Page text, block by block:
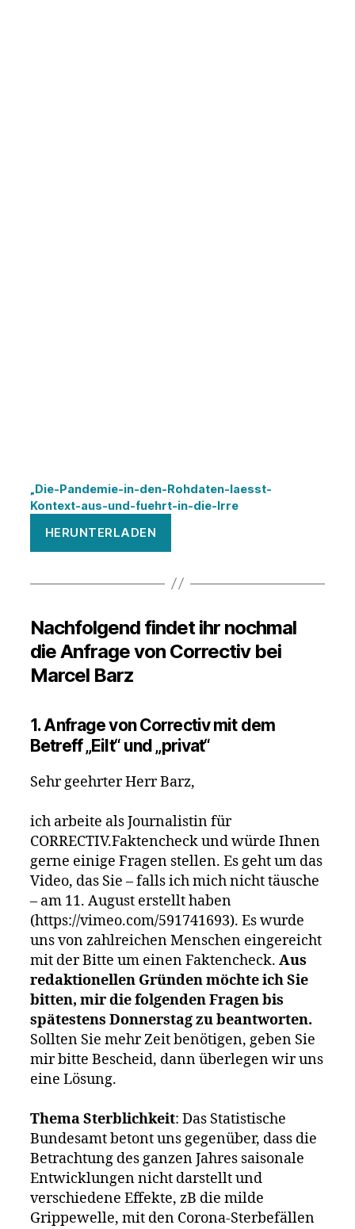
„Die-Pandemie-in-den-Rohdaten-laesst-
Kontext-aus-und-fuehrt-in-die-Irre
HERUNTERLADEN
Nachfolgend findet ihr nochmal
die Anfrage von Correctiv bei
Marcel Barz
1. Anfrage von Correctiv mit dem
Betreff „Eilt“ und „privat“
Sehr geehrter Herr Barz,
ich arbeite als Journalistin für
CORRECTIV.Faktencheck und würde Ihnen
gerne einige Fragen stellen. Es geht um das
Video, das Sie – falls ich mich nicht täusche
– am 11. August erstellt haben
(https://vimeo.com/591741693). Es wurde
uns von zahlreichen Menschen eingereicht
mit der Bitte um einen Faktencheck. Aus
redaktionellen Gründen möchte ich Sie
bitten, mir die folgenden Fragen bis
spätestens Donnerstag zu beantworten.
Sollten Sie mehr Zeit benötigen, geben Sie
mir bitte Bescheid, dann überlegen wir uns
eine Lösung.
Thema Sterblichkeit: Das Statistische
Bundesamt betont uns gegenüber, dass die
Betrachtung des ganzen Jahres saisonale
Entwicklungen nicht darstellt und
verschiedene Effekte, zB die milde
Grippewelle, mit den Corona-Sterbefällen